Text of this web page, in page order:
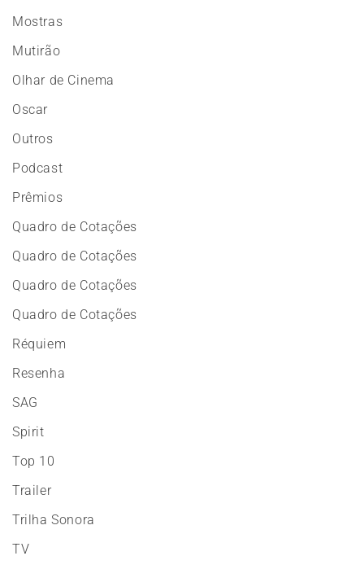
Mostras
Mutirão
Olhar de Cinema
Oscar
Outros
Podcast
Prêmios
Quadro de Cotações
Quadro de Cotações
Quadro de Cotações
Quadro de Cotações
Réquiem
Resenha
SAG
Spirit
Top 10
Trailer
Trilha Sonora
TV